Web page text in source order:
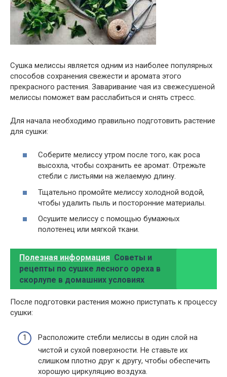
Сушка мелиссы является одним из наиболее популярных
способов сохранения свежести и аромата этого
прекрасного растения. Заваривание чая из свежесушеной
мелиссы поможет вам расслабиться и снять стресс.
Для начала необходимо правильно подготовить растение
для сушки:
Соберите мелиссу утром после того, как роса
высохла, чтобы сохранить ее аромат. Отрежьте
стебли с листьями на желаемую длину.
Тщательно промойте мелиссу холодной водой,
чтобы удалить пыль и посторонние материалы.
Осушите мелиссу с помощью бумажных
полотенец или мягкой ткани.
Полезная информация Советы и
рецепты по сушке лесного ореха в
скорлупе в домашних условиях
После подготовки растения можно приступать к процессу
сушки:
Расположите стебли мелиссы в один слой на
чистой и сухой поверхности. Не ставьте их
слишком плотно друг к другу, чтобы обеспечить
хорошую циркуляцию воздуха.